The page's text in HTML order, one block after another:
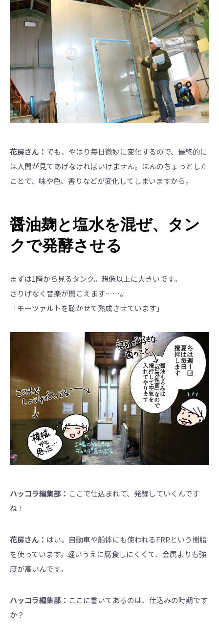
花房さん： でも、やはり毎日微妙に変化するので、最終的に
は人間が見てあげなければいけません。ほんのちょっとした
ことで、味や色、香りなどが変化してしまいますから。
醤油麹と塩水を混ぜ、タン
クで発酵させる
まずは1階から見るタンク。想像以上に大きいです。
さりげなく音楽が聞こえます……。
「モーツァルトを聴かせて熟成させています」
ハッコラ編集部： ここで仕込まれて、発酵していくんです
ね！
花房さん： はい。自動車や船体にも使われるFRPという樹脂
を使っています。軽いうえに腐食しにくくて、金属よりも強
度が高いんです。
ハッコラ編集部： ここに書いてあるのは、仕込みの時期です
か？